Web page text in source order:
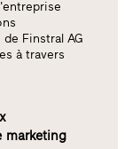
Finstral AG
à travers
marketing